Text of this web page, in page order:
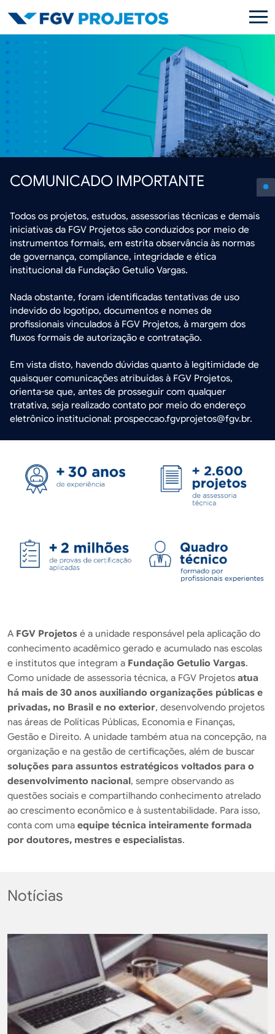
COMUNICADO IMPORTANTE
Todos os projetos, estudos, assessorias técnicas e demais
iniciativas da FGV Projetos são conduzidos por meio de
instrumentos formais, em estrita observância às normas
de governança, compliance, integridade e ética
institucional da Fundação Getulio Vargas.
Nada obstante, foram identificadas tentativas de uso
indevido do logotipo, documentos e nomes de
profissionais vinculados à FGV Projetos, à margem dos
fluxos formais de autorização e contratação.
Em vista disto, havendo dúvidas quanto à legitimidade de
quaisquer comunicações atribuídas à FGV Projetos,
orienta-se que, antes de prosseguir com qualquer
tratativa, seja realizado contato por meio do endereço
eletrônico institucional: prospeccao.fgvprojetos@fgv.br.
A FGV Projetos é a unidade responsável pela aplicação do
conhecimento acadêmico gerado e acumulado nas escolas
e institutos que integram a Fundação Getulio Vargas.
Como unidade de assessoria técnica, a FGV Projetos atua
há mais de 30 anos auxiliando organizações públicas e
privadas, no Brasil e no exterior, desenvolvendo projetos
nas áreas de Políticas Públicas, Economia e Finanças,
Gestão e Direito. A unidade também atua na concepção, na
organização e na gestão de certificações, além de buscar
soluções para assuntos estratégicos voltados para o
desenvolvimento nacional, sempre observando as
questões sociais e compartilhando conhecimento atrelado
ao crescimento econômico e à sustentabilidade. Para isso,
conta com uma equipe técnica inteiramente formada
por doutores, mestres e especialistas.
Notícias